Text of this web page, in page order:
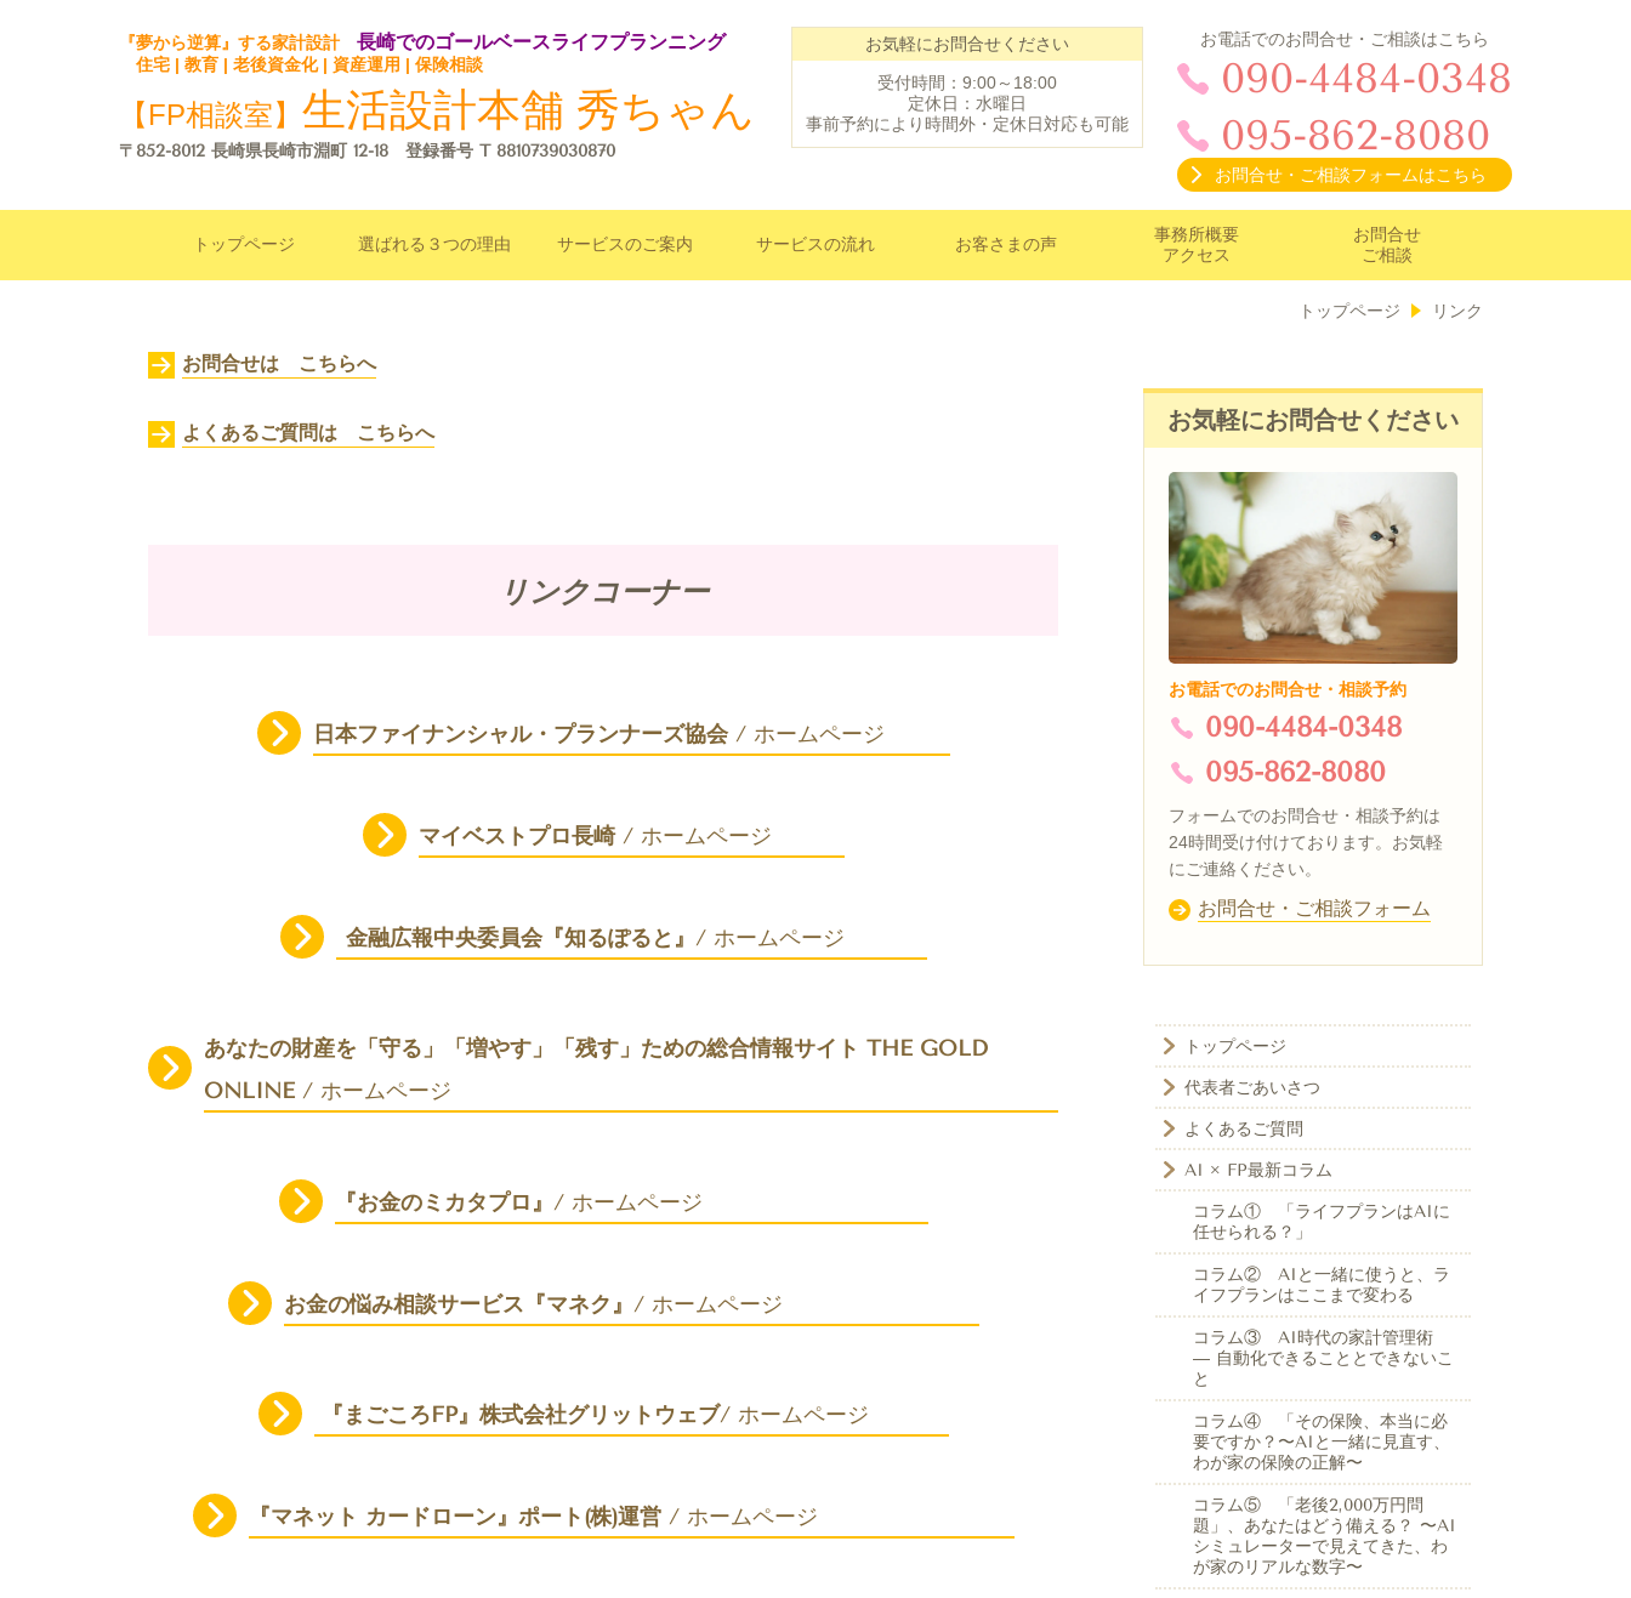
『夢から逆算』する家計設計 長崎でのゴールベースライフプランニング
住宅 | 教育 | 老後資金化 | 資産運用 | 保険相談
【FP相談室】 生活設計本舗 秀ちゃん
〒852-8012 長崎県長崎市淵町 12-18 登録番号 T 8810739030870
お気軽にお問合せください
受付時間：9:00～18:00
定休日：水曜日
事前予約により時間外・定休日対応も可能
お電話でのお問合せ・ご相談はこちら
090-4484-0348
095-862-8080
お問合せ・ご相談フォームはこちら
トップページ 選ばれる３つの理由 サービスのご案内 サービスの流れ お客さまの声
事務所概要
アクセス
お問合せ
ご相談
トップページ リンク
お問合せは こちらへ
よくあるご質問は こちらへ
リンクコーナー
日本ファイナンシャル・プランナーズ協会/ ホームページ
マイベストプロ長崎/ ホームページ
金融広報中央委員会『知るぽると』 / ホームページ
あなたの財産を「守る」「増やす」「残す」ための総合情報サイト THE GOLD
ONLINE / ホームページ
『お金のミカタプロ』 / ホームページ
お金の悩み相談サービス『マネク』 / ホームページ
『まごころFP』株式会社グリットウェブ/ ホームページ
『マネット カードローン』ポート(株)運営 / ホームページ
お気軽にお問合せください
お電話でのお問合せ・相談予約
090-4484-0348
095-862-8080
フォームでのお問合せ・相談予約は
24時間受け付けております。お気軽
にご連絡ください。
お問合せ・ご相談フォーム
トップページ
代表者ごあいさつ
よくあるご質問
AI × FP最新コラム
コラム① 「ライフプランはAIに
任せられる？」
コラム② AIと一緒に使うと、ラ
イフプランはここまで変わる
コラム③ AI時代の家計管理術
― 自動化できることとできないこ
と
コラム④ 「その保険、本当に必
要ですか？〜AIと一緒に見直す、
わが家の保険の正解〜
コラム⑤ 「老後2,000万円問
題」、あなたはどう備える？ 〜AI
シミュレーターで見えてきた、わ
が家のリアルな数字〜